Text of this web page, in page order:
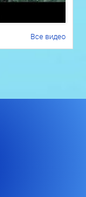
Все видео